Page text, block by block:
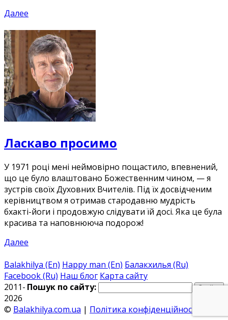
Далее
Ласкаво просимо
У 1971 році мені неймовірно пощастило, впевнений,
що це було влаштовано Божественним чином, — я
зустрів своїх Духовних Вчителів. Під їх досвідченим
керівництвом я отримав стародавню мудрість
бхакті-йоги і продовжую слідувати їй досі. Яка це була
красива та наповнююча подорож!
Далее
Balakhilya (En) Happy man (En) Балакхилья (Ru)
Facebook (Ru) Наш блог Карта сайту
Пошук по сайту:
2011-
2026
© Balakhilya.com.ua | Політика конфіденційності